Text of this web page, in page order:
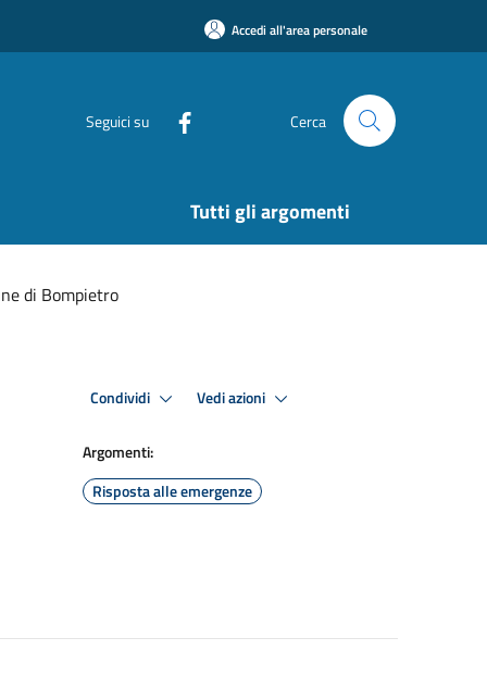
Accedi all'area personale
Seguici su Cerca
Tutti gli argomenti
di Bompietro
Condividi Vedi azioni
Argomenti:
Risposta alle emergenze